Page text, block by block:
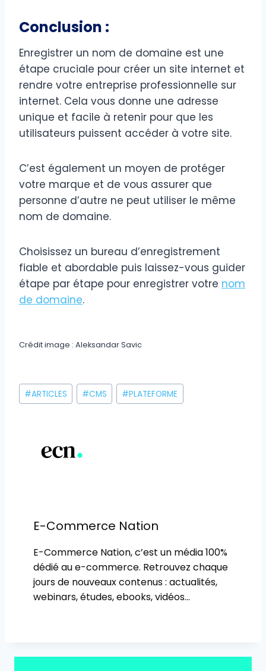
Conclusion :
Enregistrer un nom de domaine est une
étape cruciale pour créer un site internet et
rendre votre entreprise professionnelle sur
internet. Cela vous donne une adresse
unique et facile à retenir pour que les
utilisateurs puissent accéder à votre site.
C’est également un moyen de protéger
votre marque et de vous assurer que
personne d’autre ne peut utiliser le même
nom de domaine.
Choisissez un bureau d’enregistrement
fiable et abordable puis laissez-vous guider
étape par étape pour enregistrer votre nom
de domaine.
Crédit image : Aleksandar Savic
Étiquettes
de
#ARTICLES #CMS #PLATEFORME
E-Commerce Nation
E-Commerce Nation, c’est un média 100%
dédié au e-commerce. Retrouvez chaque
jours de nouveaux contenus : actualités,
webinars, études, ebooks, vidéos…